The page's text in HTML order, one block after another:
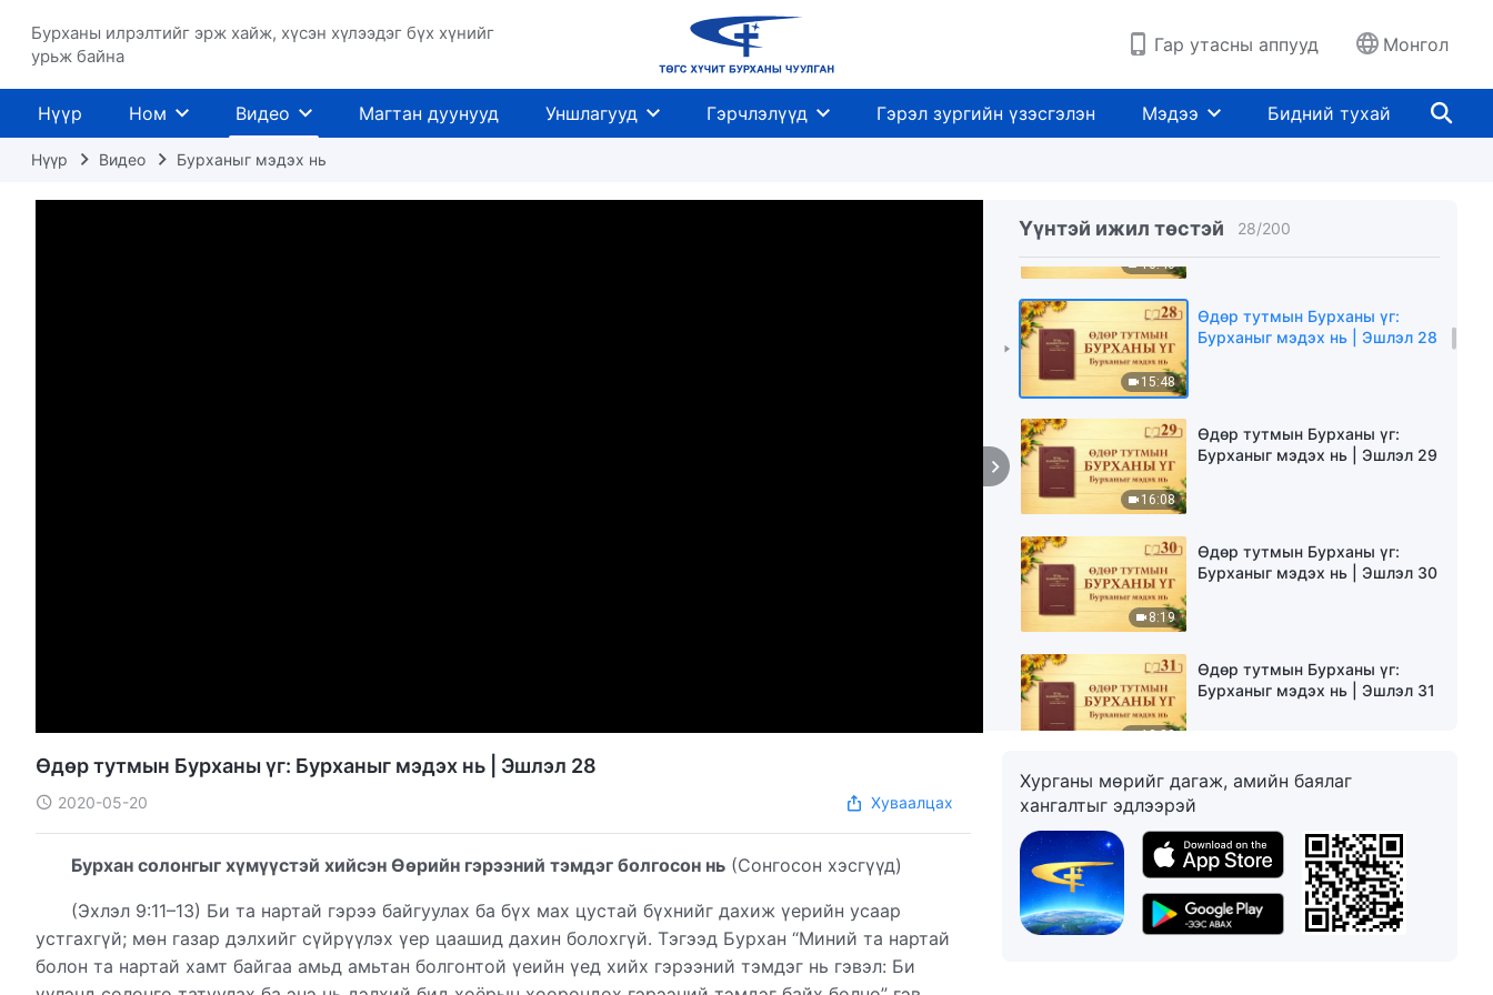
Бурханы илрэлтийг эрж хайж, хүсэн хүлээдэг бүх хүнийг
урьж байна
Гар утасны аппууд Монгол
Нүүр Ном Видео Магтан дуунууд Уншлагууд Гэрчлэлүүд Гэрэл зургийн үзэсгэлэн Мэдээ Бидний тухай
Нүүр Видео Бурханыг мэдэх нь
Үүнтэй ижил төстэй 28/200
Бурханыг мэдэх нь | Эшлэл 26
10:46
Бурханыг мэдэх нь | Эшлэл 27
15:48
Өдөр тутмын Бурханы үг:
Бурханыг мэдэх нь | Эшлэл 28
16:08
Өдөр тутмын Бурханы үг:
Бурханыг мэдэх нь | Эшлэл 29
8:19
Өдөр тутмын Бурханы үг:
Бурханыг мэдэх нь | Эшлэл 30
12:33
Өдөр тутмын Бурханы үг:
Бурханыг мэдэх нь | Эшлэл 31
12:08
Өдөр тутмын Бурханы үг:
Өдөр тутмын Бурханы үг:
Бурханыг мэдэх нь | Эшлэл 33
Өдөр тутмын Бурханы үг: Бурханыг мэдэх нь | Эшлэл 28
2020-05-20 Хуваалцах
Бурхан солонгыг хүмүүстэй хийсэн Өөрийн гэрээний тэмдэг болгосон нь (Сонгосон хэсгүүд)
(Эхлэл 9:11–13) Би та нартай гэрээ байгуулах ба бүх мах цустай бүхнийг дахиж үерийн усаар
устгахгүй; мөн газар дэлхийг сүйрүүлэх үер цаашид дахин болохгүй. Тэгээд Бурхан “Миний та нартай
болон та нартай хамт байгаа амьд амьтан болгонтой үеийн үед хийх гэрээний тэмдэг нь гэвэл: Би
Хурганы мөрийг дагаж, амийн баялаг
хангалтыг эдлээрэй